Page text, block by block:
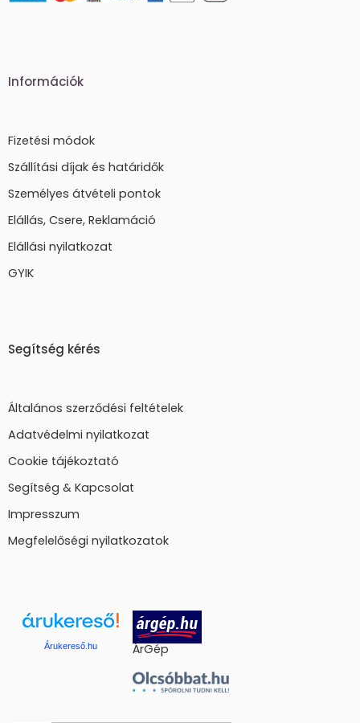
Információk
Fizetési módok
Szállítási díjak és határidők
Személyes átvételi pontok
Elállás, Csere, Reklamáció
Elállási nyilatkozat
GYIK
Segítség kérés
Általános szerződési feltételek
Adatvédelmi nyilatkozat
Cookie tájékoztató
Segítség & Kapcsolat
Impresszum
Megfelelőségi nyilatkozatok
Árukereső.hu ÁrGép